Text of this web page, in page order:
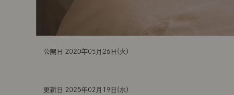
公開日 2020年05月26日(火)
更新日 2025年02月19日(水)